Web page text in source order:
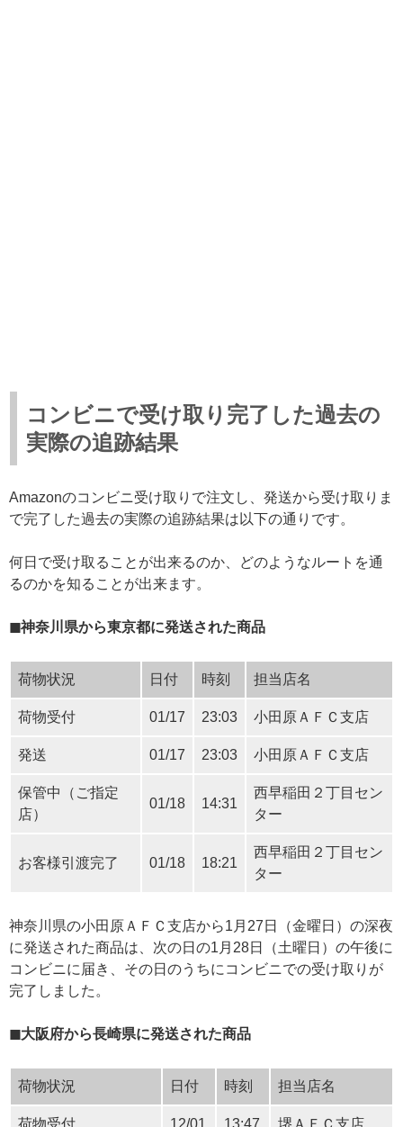
コンビニで受け取り完了した過去の
実際の追跡結果
Amazonのコンビニ受け取りで注文し、発送から受け取りま
で完了した過去の実際の追跡結果は以下の通りです。
何日で受け取ることが出来るのか、どのようなルートを通
るのかを知ることが出来ます。
◼︎神奈川県から東京都に発送された商品
荷物状況 日付 時刻 担当店名
荷物受付 01/17 23:03 小田原ＡＦＣ支店
発送 01/17 23:03 小田原ＡＦＣ支店
保管中（ご指定
店）
01/18 14:31
西早稲田２丁目セン
ター
お客様引渡完了 01/18 18:21
西早稲田２丁目セン
ター
神奈川県の小田原ＡＦＣ支店から1月27日（金曜日）の深夜
に発送された商品は、次の日の1月28日（土曜日）の午後に
コンビニに届き、その日のうちにコンビニでの受け取りが
完了しました。
◼︎大阪府から長崎県に発送された商品
荷物状況 日付 時刻 担当店名
荷物受付 12/01 13:47 堺ＡＦＣ支店